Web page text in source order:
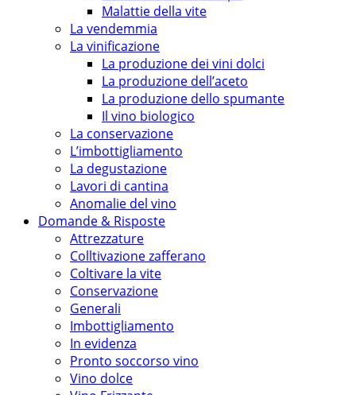
Malattie della vite
La vendemmia
La vinificazione
La produzione dei vini dolci
La produzione dell’aceto
La produzione dello spumante
Il vino biologico
La conservazione
L’imbottigliamento
La degustazione
Lavori di cantina
Anomalie del vino
Domande & Risposte
Attrezzature
Colltivazione zafferano
Coltivare la vite
Conservazione
Generali
Imbottigliamento
In evidenza
Pronto soccorso vino
Vino dolce